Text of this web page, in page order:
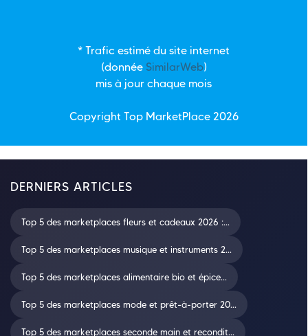
* Trafic estimé du site internet
(donnée SimilarWeb)
mis à jour chaque mois
Copyright Top MarketPlace2026
DERNIERS ARTICLES
Top 5 des marketplaces fleurs et cadeaux 2026 :...
Top 5 des marketplaces musique et instruments 2...
Top 5 des marketplaces alimentaire bio et épice...
Top 5 des marketplaces mode et prêt-à-porter 20...
Top 5 des marketplaces seconde main et recondit...